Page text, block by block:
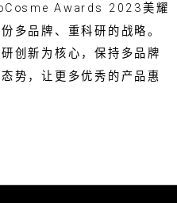
Awards 2023美耀
多品牌、重科研的战略。
创新为核心，保持多品牌
势，让更多优秀的产品惠